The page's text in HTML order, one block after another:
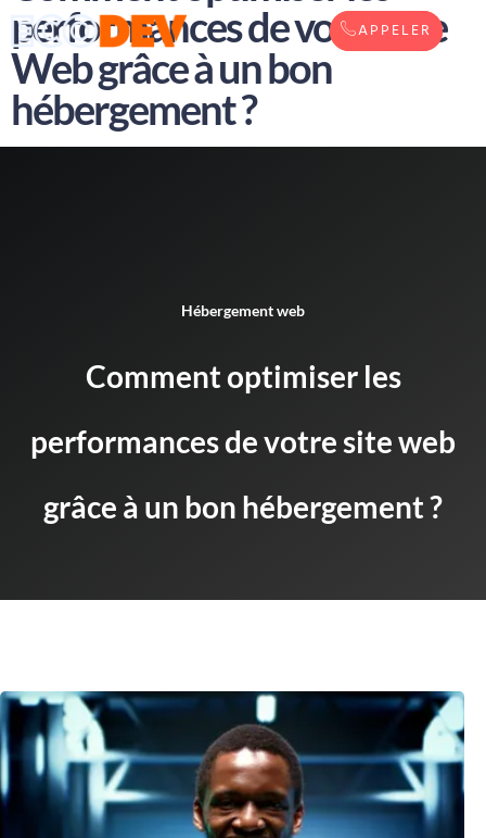
APPELER
performances de votre site
Web grâce à un bon
hébergement ?
Hébergement web
Comment optimiser les
performances de votre site web
grâce à un bon hébergement ?